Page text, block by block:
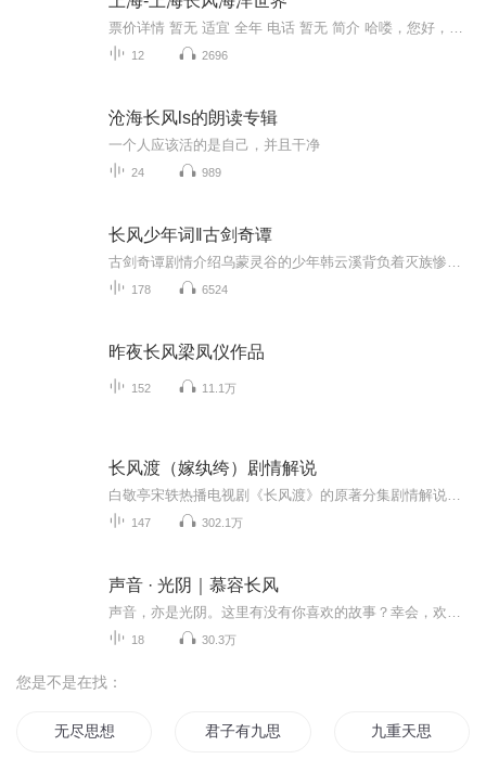
12 2696
沧海长风ls的朗读专辑
一个人应该活的是自己，并且干净
24 989
长风少年词‖古剑奇谭
178 6524
昨夜长风梁凤仪作品
152 11.1万
长风渡（嫁纨绔）剧情解说
147 302.1万
声音 · 光阴｜慕容长风
18 30.3万
您是不是在找：
无尽思想 君子有九思 九重天思